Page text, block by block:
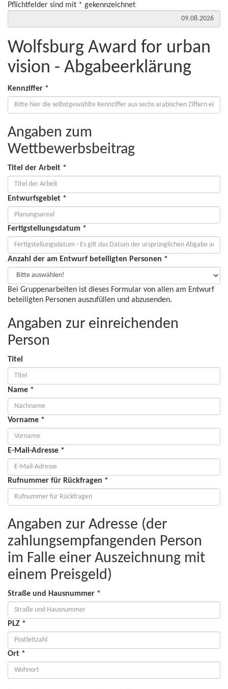
Pflichtfelder sind mit * gekennzeichnet
Wolfsburg Award for urban
vision - Abgabeerklärung
Kennziffer *
Angaben zum
Wettbewerbsbeitrag
Titel der Arbeit *
Entwurfsgebiet *
Fertigstellungsdatum *
Anzahl der am Entwurf beteiligten Personen *
Bei Gruppenarbeiten ist dieses Formular von allen am Entwurf
beteiligten Personen auszufüllen und abzusenden.
Angaben zur einreichenden
Person
Titel
Name *
Vorname *
E-Mail-Adresse *
Rufnummer für Rückfragen *
Angaben zur Adresse (der
zahlungsempfangenden Person
im Falle einer Auszeichnung mit
einem Preisgeld)
Straße und Hausnummer *
PLZ *
Ort *